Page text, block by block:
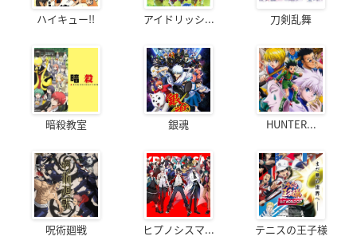
ハイキュー!! アイドリッシ... 刀剣乱舞
暗殺教室 銀魂 HUNTER...
呪術廻戦 ヒプノシスマ... テニスの王子様